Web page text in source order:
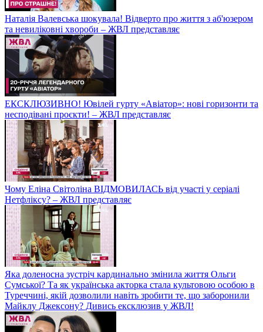
Наталія Валевська шокувала! Відверто про життя з аб'юзером
та невиліковні хвороби – ЖВЛ представляє
ЕКСКЛЮЗИВНО! Ювілей гурту «Авіатор»: нові горизонти та
несподівані проєкти! – ЖВЛ представляє
Чому Еліна Світоліна ВІДМОВИЛАСЬ від участі у серіалі
Нетфліксу? – ЖВЛ представляє
Яка доленосна зустріч кардинально змінила життя Ольги
Сумської? Та як українська акторка стала культовою особою в
Туреччині, якій дозволили навіть зробити те, що заборонили
Майклу Джексону? Дивись ексклюзив у ЖВЛ!